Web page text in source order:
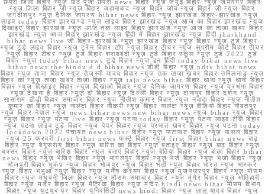
छपरा जिला बिहार न्यूज़ छठ पूजा छपरा news बिहार न्यूज़ जमुई बिहार न्यूज़ जयनगर बिहार
न्यूज़ जिला बिहार जी न्यूज़ बिहार जहानाबाद न्यूज़ बिहार जॉब न्यूज़ बिहार ज़ी न्यूज़ बिहार
जगदीशपुर न्यूज़ दैनिक जागरण bihar news बिहार न्यूज़ झारखंड बिहार-झारखंड न्यूज़
लाइव today बिहार झारखण्ड न्यूज़ लाइव बिहार झारखंड न्यूज़ आज का बिहार झारखंड न्यूज़
दिखाइए बिहार झारखंड न्यूज़ आज तक लाइव बिहार झारखंड न्यूज़ आज का ताजा खबर बिहार
झारखंड न्यूज़ आज बिहार झारखंड न्यूज़ हिंदी में बिहार झारखंड न्यूज़ हिंदी jharkhand
bihar news live जी बिहार-झारखंड न्यूज़ झारखंड बिहार न्यूज़ बिहार न्यूज़ टुडे बिहार
न्यूज़ टुडे लाइव बिहार न्यूज़ ट्रेन बिहार टॉप न्यूज़ बिहार टीचर न्यूज़ सुप्रीम कोर्ट बिहार टीचर
न्यूज़ बिहार टीचर न्यूज़ टुडे बिहार शराबबंदी न्यूज़ टुडे बिहार स्कूल न्यूज़ टुडे 2022 टुडे
बिहार न्यूज़ today bihar news टुडे बिहार न्यूज़ इन हिंदी today bihar news live
bihar news the hindu d d bihar news डीडी बिहार न्यूज़ ndtv bihar news
बिहार न्यूज़ ताजा बिहार न्यूज़ तेजस्वी यादव बिहार न्यूज़ तक ताजा खबर बिहार तमिलनाडु न्यूज़
बिहार का न्यूज़ ताजा खबर ताजा बिहार न्यूज़ taja news bihar बिहार थाना न्यूज़ थाना बिहार
बिहार न्यूज़ दिखाइए बिहार न्यूज़ दिखाओ बिहार न्यूज़ दैनिक जागरण बिहार न्यूज़ दरभंगा बिहार
न्यूज़ देखना है बिहार न्यूज़ दो बिहार न्यूज़ दिल्ली बिहार न्यूज़ दानापुर बिहार दर्शन न्यूज़
सासाराम डीडी बिहार समाचार बिहार न्यूज़ नीतीश कुमार बिहार न्यूज़ नवादा बिहार न्यूज़ नीतीश
कुमार का बिहार न्यूज़ नालंदा बिहार नौकरी न्यूज़ बिहार नालंदा न्यूज़ वीडियो बिहार नौबतपुर
न्यूज़ बिहार नेपाल न्यूज़ news bihar news new bihar news न्यूज़ bihar न्यूज़ बिहार
न्यूज़ बिहार न्यूज़ पटना live बिहार न्यूज़ पटना today बिहार न्यूज़ पटना लाइव टीवी बिहार
न्यूज़ पटना लाइव टुडे बिहार न्यूज़ पेपर बिहार न्यूज़ प्रभात खबर बिहार न्यूज़ पटना today
lockdown 2022 पंचायत news bihar बिहार न्यूज़ फटाफट बिहार न्यूज़ फसल बिहार
न्यूज़ 25 फरवरी first bihar news फर्स्ट बिहार न्यूज़ first बिहार bihar news बाढ़
बिहार न्यूज़ बेगूसराय बिहार न्यूज़ बारिश का बिहार न्यूज़ बताइए बिहार न्यूज़ बाढ़ बिहार न्यूज़
बक्सर बिहार न्यूज़ बारिश बिहार न्यूज़ बताएं बिहार न्यूज़ बेतिया बिहार न्यूज़ बांका बिहार bihar
news बिहार न्यूज़ भेजिए बिहार न्यूज़ भागलपुर बिहार न्यूज़ भेजें बिहार न्यूज़ भेजो बिहार न्यूज़
भोजपुरी बिहार भूकंप न्यूज़ बिहार भोजपुर न्यूज़ बिहार भर्ती न्यूज़ बिहार भारत न्यूज़ भास्कर
न्यूज़ बिहार भभुआ न्यूज़ बिहार न्यूज़ मनीष कश्यप बिहार न्यूज़ मुजफ्फरपुर बिहार न्यूज़ मौसम
बिहार न्यूज़ मधुबनी जिला बिहार न्यूज़ मौसम समाचार बिहार न्यूज़ मुंगेर बिहार न्यूज़ मोतिहारी
बिहार न्यूज़ मर्डर बिहार न्यूज़ मैट्रिक बिहार न्यूज़ मंदिर hindi news bihar मौसम विभाग
बिहार न्यूज़ यूट्यूब पर बिहार यूनिवर्सिटी news hindi बिहार न्यूज़ लालू यादव बिहार न्यूज़